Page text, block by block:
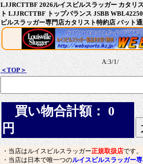
LJJRCTTBF 2026ルイスビルスラッガー カタリ
ト LJJRCTTBF トップバランス JSBB
ビルスラッガー専門店カタリスト特約店 バット
A:3/1/
＜TOP＞
買い物合計額： 0
円
・当店はルイスビルスラッガー正規取扱店です。
・当店は日本で唯一つのルイスビルスラッガー